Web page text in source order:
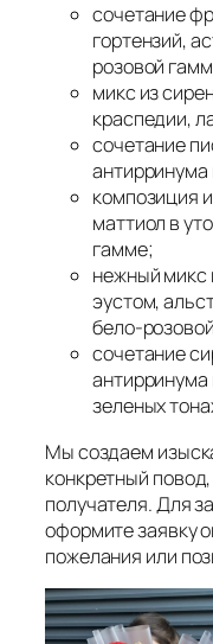
сочетание
гортензий,
розовой
микс из
краспедии,
сочетание
антирринума
композиция
маттиол в
гамме;
нежный микс
эустом,
бело-
сочетание
антирринума
зеленых
Мы создаем
конкретный
получателя. Для
оформите заявку
пожелания или